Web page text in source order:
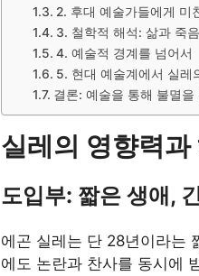
2. 후대 예술가들에게 미
3. 철학적 해석: 삶과 죽
4. 예술적 경계를 넘어서
5. 현대 예술계에서 실레
결론: 예술을 통해 불멸을
실레의 영향력
도입부: 짧은 생애,
에곤 실레는 단 28년이라는
에도 논란과 찬사를 동시에